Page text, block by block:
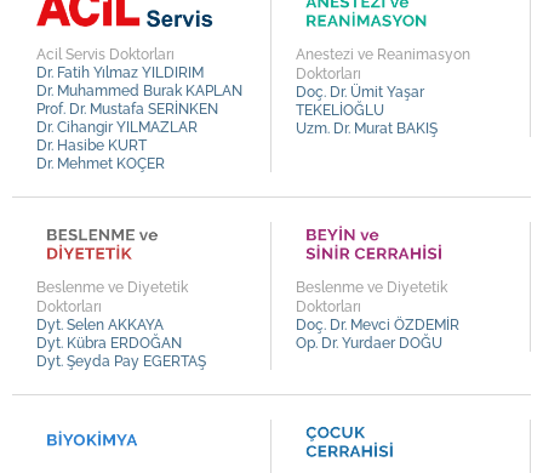
Kalp ve Damar Cerrahisi
Kardiyoloji
Kulak Burun Boğaz
Nöroloji
Ortopedi ve Travmatoloji
Plastik, Rekonstrüktif ve Estetik Cerrahi
Psikiyatri
Psikoloji
Radyoloji
Romatoloji
Tıbbi Onkoloji
Op. Dr. Durmuş Ali ÖZDEMİR
Op. Dr. Fatih Baki ÜLTAY
Op. Dr. Uğur KULALI
Op. Dr. Sami CEBELLİ
Op. Dr. Hasan KOYU
Op. Dr. Soner AKPINAR
Op. Dr. Gizem SARIİZ
Op. Dr. Özge BAL
Op. Dr. Semih MUN
Op. Dr. Serkan YURTSEVER
Op. Dr. Melih ÜSTEL
Op. Dr. Erol GÜLDÜN
Acil Servis Doktorları
Dr. Fatih Yılmaz YILDIRIM
Dr. Muhammed Burak KAPLAN
Prof. Dr. Mustafa SERİNKEN
Dr. Cihangir YILMAZLAR
Dr. Hasibe KURT
Dr. Mehmet KOÇER
Anestezi ve Reanimasyon
Doktorları
Doç. Dr. Ümit Yaşar
TEKELİOĞLU
Uzm. Dr. Murat BAKIŞ
Beslenme ve Diyetetik
Doktorları
Dyt. Selen AKKAYA
Dyt. Kübra ERDOĞAN
Dyt. Şeyda Pay EGERTAŞ
Beslenme ve Diyetetik
Doktorları
Doç. Dr. Mevci ÖZDEMİR
Op. Dr. Yurdaer DOĞU